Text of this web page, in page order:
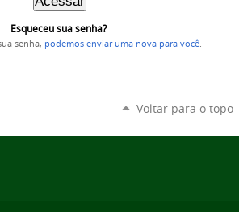
Esqueceu sua senha?
senha, podemos enviar uma nova para você
Voltar para o topo